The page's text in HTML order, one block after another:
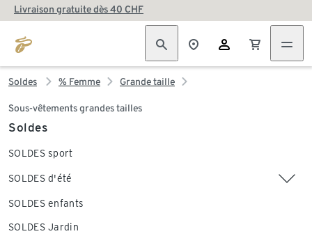
Livraison gratuite dès 40 CHF
Soldes % Femme Grande taille
Sous-vêtements grandes tailles
Soldes
SOLDES sport
SOLDES d'été
SOLDES enfants
SOLDES Jardin